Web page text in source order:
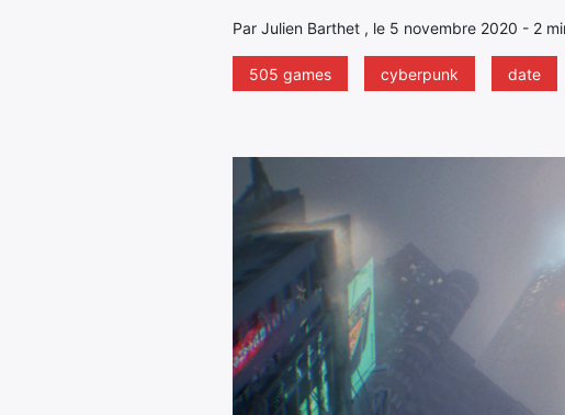
Par Julien Barthet , le 5 novembre 2020 - 2
505 games cyberpunk date